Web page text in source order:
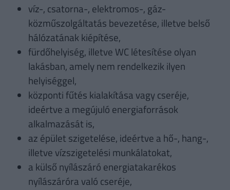
víz-, csatorna-, elektromos-, gáz-
közműszolgáltatás bevezetése, illetve belső
hálózatának kiépítése,
fürdőhelyiség, illetve WC létesítése olyan
lakásban, amely nem rendelkezik ilyen
helyiséggel,
központi fűtés kialakítása vagy cseréje,
ideértve a megújuló energiaforrások
alkalmazását is,
az épület szigetelése, ideértve a hő-, hang-,
illetve vízszigetelési munkálatokat,
a külső nyílászáró energiatakarékos
nyílászáróra való cseréje,